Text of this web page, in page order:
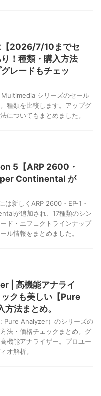
【2026/7/10までセ
！種類・購入方法
レードもチェッ
シリーズのセール
種類を比較します。アップグ
についてもまとめました。
5【ARP 2600・
Continental が
は新しくARP 2600・EP-1・
が追加され、17種類のシン
ド・エフェクトラインナップ
ル情報をまとめました。
| 高機能アナライ
クも美しい【Pure
法まとめ。
Pure Analyzer）のシリーズの
法・価格チェックまとめ。グ
機能アナライザー。プロユー
オ解析。